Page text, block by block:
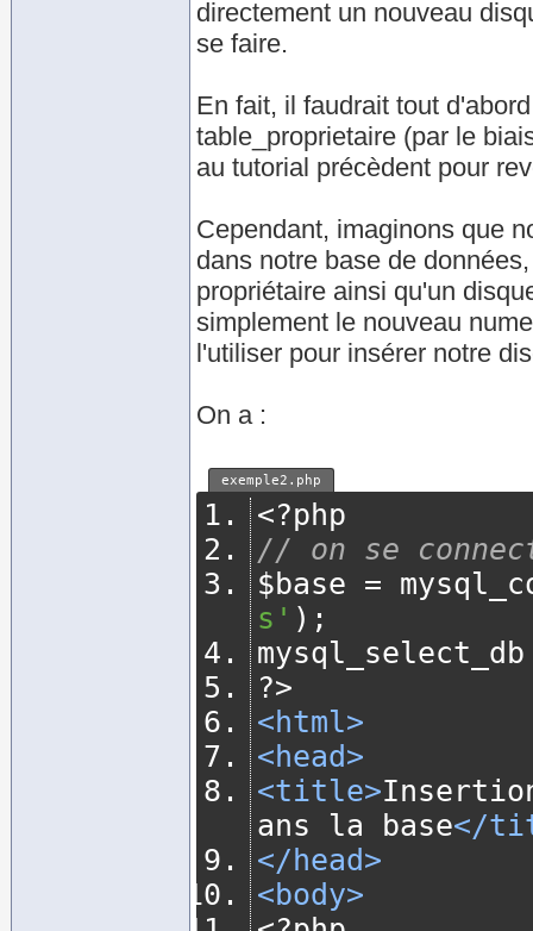
directement un nouveau
se faire.
En fait, il faudrait tout
table_proprietaire (par le
au tutorial précèdent pour
Cependant, imaginons que
dans notre base de
propriétaire ainsi qu'un
simplement le nouveau
l'utiliser pour insérer notre
On a :
exemple2.php
<?php
// on se
$base =
s' );
?>
<html>
<head>
<title>
ans la base</
</head>
<body>